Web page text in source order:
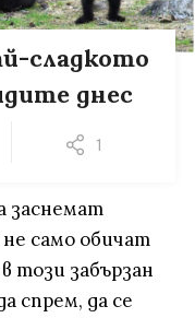
сладкото
днес
1
заснемат
само обичат
този забързан
спрем, да се